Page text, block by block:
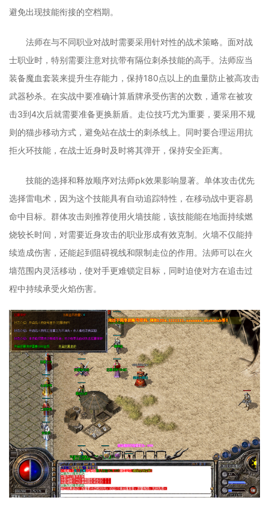
避免出现技能衔接的空档期。
法师在与不同职业对战时需要采用针对性的战术策略。面对战
士职业时，特别需要注意对抗带有隔位刺杀技能的高手。法师应当
装备魔血套装来提升生存能力，保持180点以上的血量防止被高攻击
武器秒杀。在实战中要准确计算盾牌承受伤害的次数，通常在被攻
击3到4次后就需要准备更换新盾。走位技巧尤为重要，要采用不规
则的猫步移动方式，避免站在战士的刺杀线上。同时要合理运用抗
拒火环技能，在战士近身时及时将其弹开，保持安全距离。
技能的选择和释放顺序对法师pk效果影响显著。单体攻击优先
选择雷电术，因为这个技能具有自动追踪特性，在移动战中更容易
命中目标。群体攻击则推荐使用火墙技能，该技能能在地面持续燃
烧较长时间，对需要近身攻击的职业形成有效克制。火墙不仅能持
续造成伤害，还能起到阻碍视线和限制走位的作用。法师可以在火
墙范围内灵活移动，使对手更难锁定目标，同时迫使对方在追击过
程中持续承受火焰伤害。